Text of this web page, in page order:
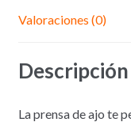
Valoraciones (0)
Descripción
La prensa de ajo te